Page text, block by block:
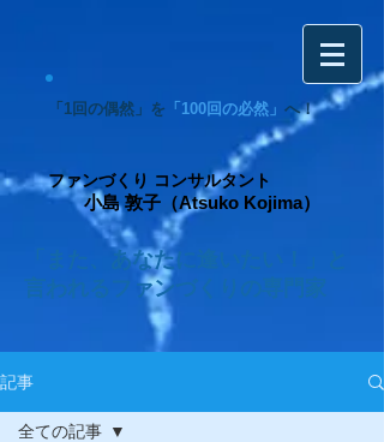
「1回の偶然」を 「100回の必然」 へ！
ファンづくり コンサルタント
小島 敦子（Atsuko Kojima）
「また、あなたに逢いたい！」と
言われるファンづくりの専門家
記事
全ての記事